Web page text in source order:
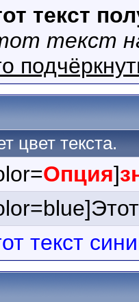
текст
текст
цвет текста.
Опция]
текст